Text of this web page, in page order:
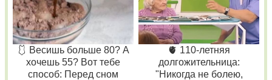
🩱 Весишь больше 80? А
хочешь 55? Вот тебе
способ: Перед сном
🫀 110-летняя
долгожительница:
"Никогда не болею,